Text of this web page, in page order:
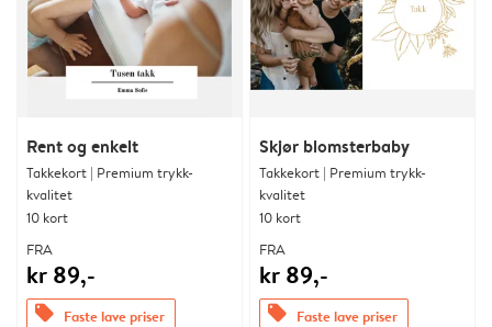
Rent og enkelt
Takkekort | Premium trykk-
kvalitet
10 kort
FRA
kr 89,-
offers Faste lave priser
Skjør blomsterbaby
Takkekort | Premium trykk-
kvalitet
10 kort
FRA
kr 89,-
offers Faste lave priser